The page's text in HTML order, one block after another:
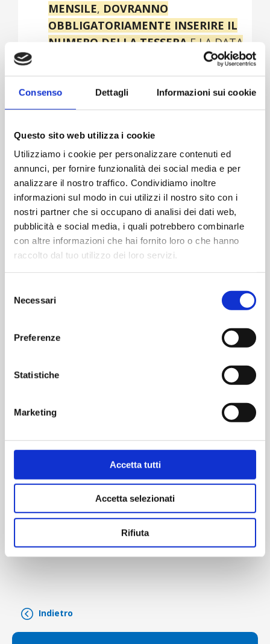
Consenso Dettagli Informazioni sui cookie
Questo sito web utilizza i cookie
Utilizziamo i cookie per personalizzare contenuti ed
annunci, per fornire funzionalità dei social media e per
analizzare il nostro traffico. Condividiamo inoltre
informazioni sul modo in cui utilizzi il nostro sito con i
nostri partner che si occupano di analisi dei dati web,
pubblicità e social media, i quali potrebbero combinarle
con altre informazioni che hai fornito loro o che hanno
raccolto dal tuo utilizzo dei loro servizi.
delNecessari
Preferenze
Statistiche
Marketing
Accetta tutti
Accetta selezionati
Rifiuta
MENSILE, DOVRANNO
OBBLIGATORIAMENTE INSERIRE IL
NUMERO DELLA TESSERAE LA DATA
DALLA QUALE SI VUOL FAR PARTIRE
L'ACCESSO AL PARCHEGGIO
Chi non fosse in possesso di alcun tipo di
tesserino e deve acquistare il primo accesso al
ecommerce@sagat.trn.it
Solo una volta ottenuto il numero del tesserino
potrà procedere all'acquisto del parcheggio.
Per ragioni operative i prodottoParcheggio P3 e
P4 - Annuale 2026non sono acquistabili dal
personale navigante.
Chi acquisterà i prodotti al parcheggio Multipiano
giornate di sabato e domenica i parcheggi operatori
P3
domenica saranno dedicati alla sosta dei bus pertanto,
dovrà recarsi al
P8 o al P9.
Eventuali vetture verranno rimosse e le spese saranno a
carico del proprietario.
contrassegni dei parcheggi abitualmente utilizzati.
Indietro